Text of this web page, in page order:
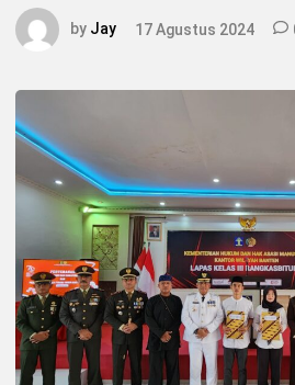
by Jay 17 Agustus 2024